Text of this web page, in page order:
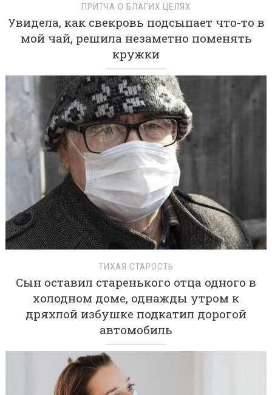
ПРИТЧА О БЛАГИХ ЦЕЛЯХ
Увидела, как свекровь подсыпает что-то в
мой чай, решила незаметно поменять
кружки
ТИХАЯ СТАРОСТЬ
Сын оставил старенького отца одного в
холодном доме, однажды утром к
дряхлой избушке подкатил дорогой
автомобиль